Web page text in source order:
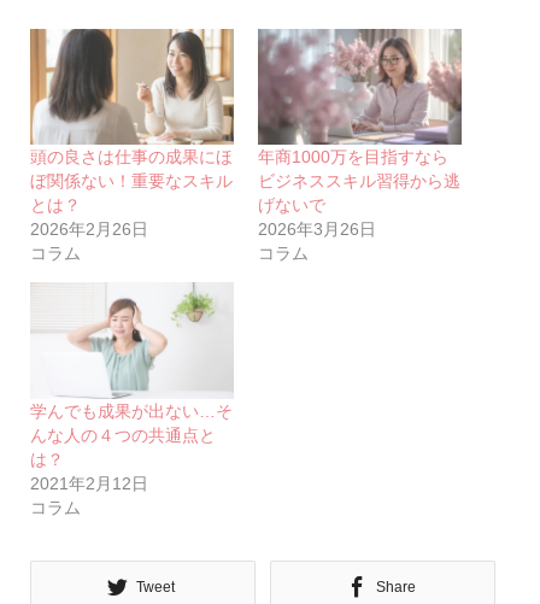
頭の良さは仕事の成果にほ
ぼ関係ない！重要なスキル
とは？
2026年2月26日
コラム
年商1000万を目指すなら
ビジネススキル習得から逃
げないで
2026年3月26日
コラム
学んでも成果が出ない…そ
んな人の４つの共通点と
は？
2021年2月12日
コラム
Tweet Share